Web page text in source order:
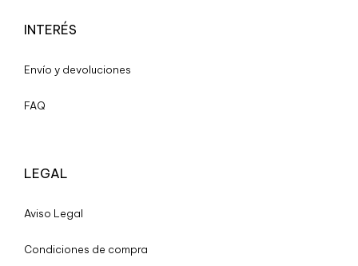
INTERÉS
Envío y devoluciones
FAQ
LEGAL
Aviso Legal
Condiciones de compra